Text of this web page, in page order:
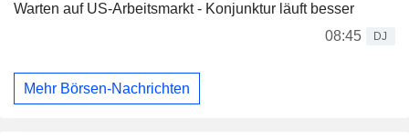
Warten auf US-Arbeitsmarkt - Konjunktur läuft besser
08:45
DJ
Mehr Börsen-Nachrichten